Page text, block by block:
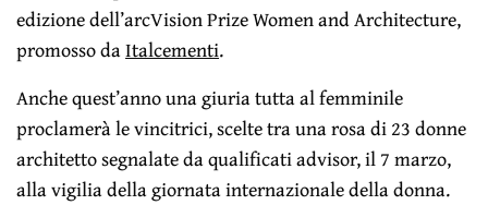
edizione dell’arcVision Prize Women and Architecture,
promosso daItalcementi.
Anche quest’anno una giuria tutta al femminile
proclamerà le vincitrici, scelte tra una rosa di 23 donne
architetto segnalate da qualificati advisor, il 7 marzo,
alla vigilia della giornata internazionale della donna.